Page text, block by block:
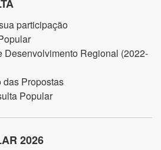
participação
Desenvolvimento Regional (2022-
Propostas
Popular
2026